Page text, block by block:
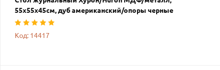
55х55х45см, дуб американский/опоры черные
Код: 14417